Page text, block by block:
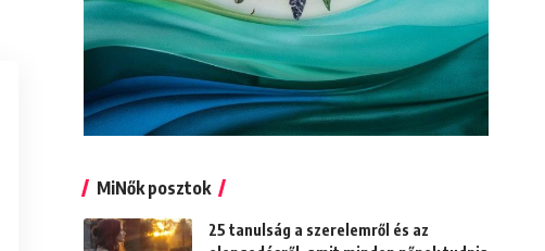
MiNők posztok
25 tanulság a szerelemről és az